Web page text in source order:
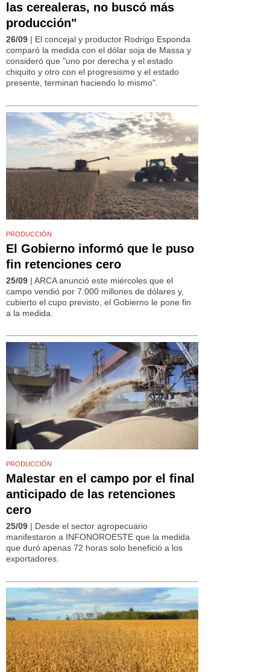
las cerealeras, no buscó más
producción"
26/09 | El concejal y productor Rodrigo Esponda
comparó la medida con el dólar soja de Massa y
consideró que "uno por derecha y el estado
chiquito y otro con el progresismo y el estado
presente, terminan haciendo lo mismo".
PRODUCCIÓN
El Gobierno informó que le puso
fin retenciones cero
25/09 | ARCA anunció este miércoles que el
campo vendió por 7.000 millones de dólares y,
cubierto el cupo previsto, el Gobierno le pone fin
a la medida.
PRODUCCIÓN
Malestar en el campo por el final
anticipado de las retenciones
cero
25/09 | Desde el sector agropecuario
manifestaron a INFONOROESTE que la medida
que duró apenas 72 horas solo benefició a los
exportadores.